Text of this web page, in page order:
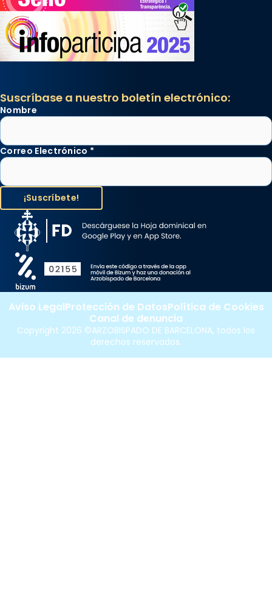
Suscríbase a nuestro boletín electrónico:
Nombre
Correo Electrónico *
Copyright 2026 ©ARZOBISPADO DE BARCELONA, todos los
derechos reservados.
Aviso LegalProtección de DatosPolítica de Cookies
Canal de denuncia